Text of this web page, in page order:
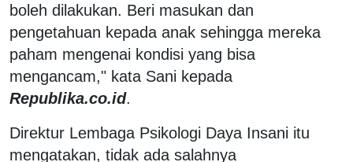
boleh dilakukan. Beri masukan dan
pengetahuan kepada anak sehingga mereka
paham mengenai kondisi yang bisa
mengancam," kata Sani kepada
Republika.co.id.
Direktur Lembaga Psikologi Daya Insani itu
mengatakan, tidak ada salahnya